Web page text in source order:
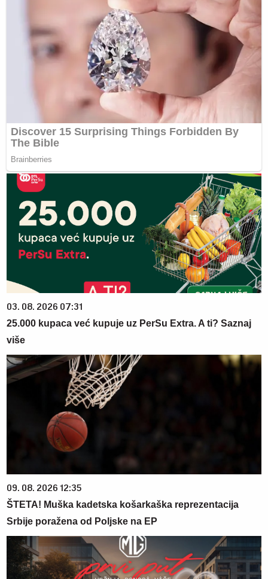
03. 08. 2026 07:31
25.000 kupaca već kupuje uz PerSu Extra. A ti? Saznaj
više
09. 08. 2026 12:35
ŠTETA! Muška kadetska košarkaška reprezentacija
Srbije poražena od Poljske na EP